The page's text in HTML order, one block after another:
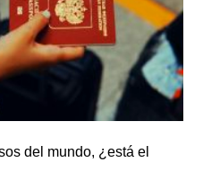
del mundo, ¿está el